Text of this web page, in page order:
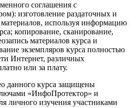
соглашения с
изготовление раздаточных и
используя информацию
копирование, сканирование,
материалов курса и
экземпляров курса полностью
Интернет, различных
или за плату.
данного курса защищены
«ИнфоПротектор» и
личного изучения участниками